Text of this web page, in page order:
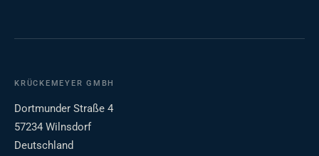
KRÜCKEMEYER GMBH
Dortmunder Straße 4
57234 Wilnsdorf
Deutschland